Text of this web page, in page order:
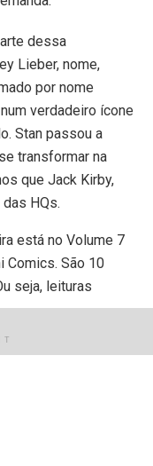
dessa
Lieber, nome,
por nome
verdadeiro ícone
Stan passou a
transformar na
que Jack Kirby,
HQs.
está no Volume 7
Comics. São 10
seja, leituras
tramas complexos,